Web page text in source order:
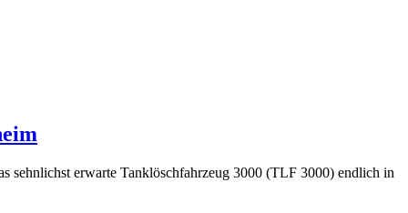
sehnlichst erwarte Tanklöschfahrzeug 3000 (TLF 3000) endlich in